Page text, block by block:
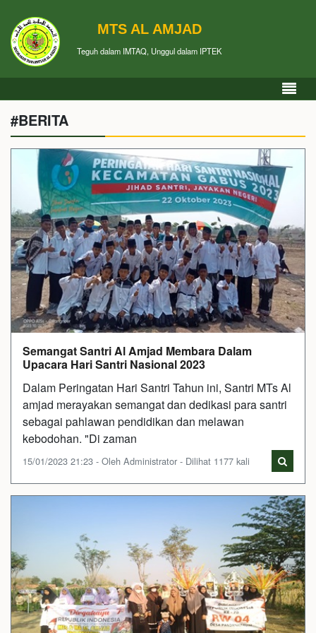
MTS AL AMJAD
Teguh dalam IMTAQ, Unggul dalam IPTEK
#BERITA
Semangat Santri Al Amjad Membara Dalam
Upacara Hari Santri Nasional 2023
Dalam Peringatan Hari Santri Tahun ini, Santri MTs Al
amjad merayakan semangat dan dedikasi para santri
sebagai pahlawan pendidikan dan melawan
kebodohan. "Di zaman
15/01/2023 21:23 - Oleh Administrator - Dilihat 1177 kali